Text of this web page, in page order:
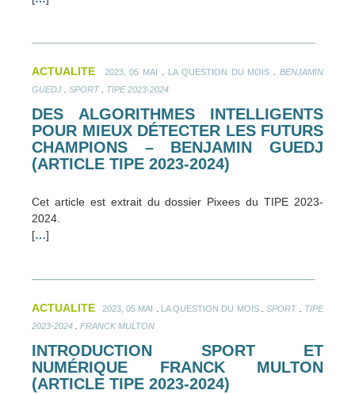
ACTUALITE 2023, 05 MAI LA QUESTION DU MOIS .BENJAMIN
GUEDJ
SPORT. TIPE 2023-2024
DES ALGORITHMES INTELLIGENTS
POUR MIEUX DÉTECTER LES FUTURS
CHAMPIONS – BENJAMIN GUEDJ
(ARTICLE TIPE 2023-2024)
Cet article est extrait du dossier Pixees du TIPE 2023-
2024.
[…]
ACTUALITE 2023, 05 MAI LA QUESTION DU MOIS.SPORT.
TIPE
2023-2024
FRANCK MULTON
INTRODUCTION SPORT ET
NUMÉRIQUE FRANCK MULTON
(ARTICLE TIPE 2023-2024)